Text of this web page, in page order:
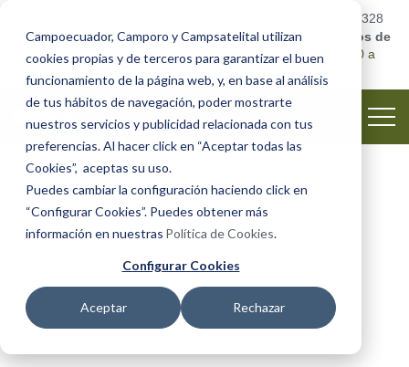
Campoecuador, Camporo y Campsatelital utilizan
cookies propias y de terceros para garantizar el buen
funcionamiento de la página web, y, en base al análisis
de tus hábitos de navegación, poder mostrarte
nuestros servicios y publicidad relacionada con tus
preferencias. Al hacer click en “Aceptar todas las
Cookies”, aceptas su uso.
Puedes cambiar la configuración haciendo click en
“Configurar Cookies”. Puedes obtener más
información en nuestras Política de Cookies.
Configurar Cookies
Aceptar Rechazar
0999482328
Camposantos abiertos de
lunes a domingo
8:00 a
Servicio De Asesoría
Legal
Nos encargamos de los procesos legales para tu